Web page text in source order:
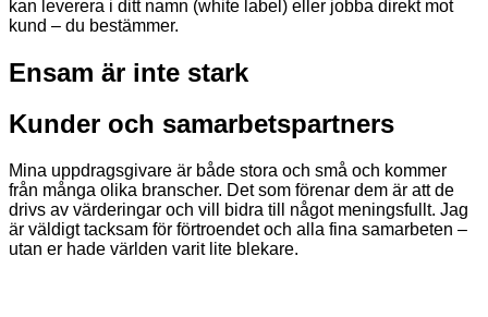
kan leverera i ditt namn (white label) eller jobba direkt mot
kund – du bestämmer.
Ensam är inte stark
Kunder och samarbetspartners
Mina uppdragsgivare är både stora och små och kommer
från många olika branscher. Det som förenar dem är att de
drivs av värderingar och vill bidra till något meningsfullt. Jag
är väldigt tacksam för förtroendet och alla fina samarbeten –
utan er hade världen varit lite blekare.